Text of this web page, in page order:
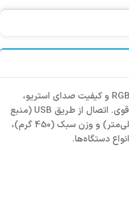
اسپیکر لپ تاپی گیمینگ AULA N-521، یک اسپیکر رومیزی با نورپردازی RGB و کیفیت صدای استریو،
مناسب برای لپ‌تاپ و کامپیوتر. توان خروجی 6 وات (2×3 وات) با بیس قوی. اتصال از طریق USB (منبع
تغذیه) و جک 3.5 میلی‌متری (صدا). طراحی جمع‌وجور (82×96×180 میلی‌متر) و وزن سبک (450 گرم)،
دستگاه‌ها.